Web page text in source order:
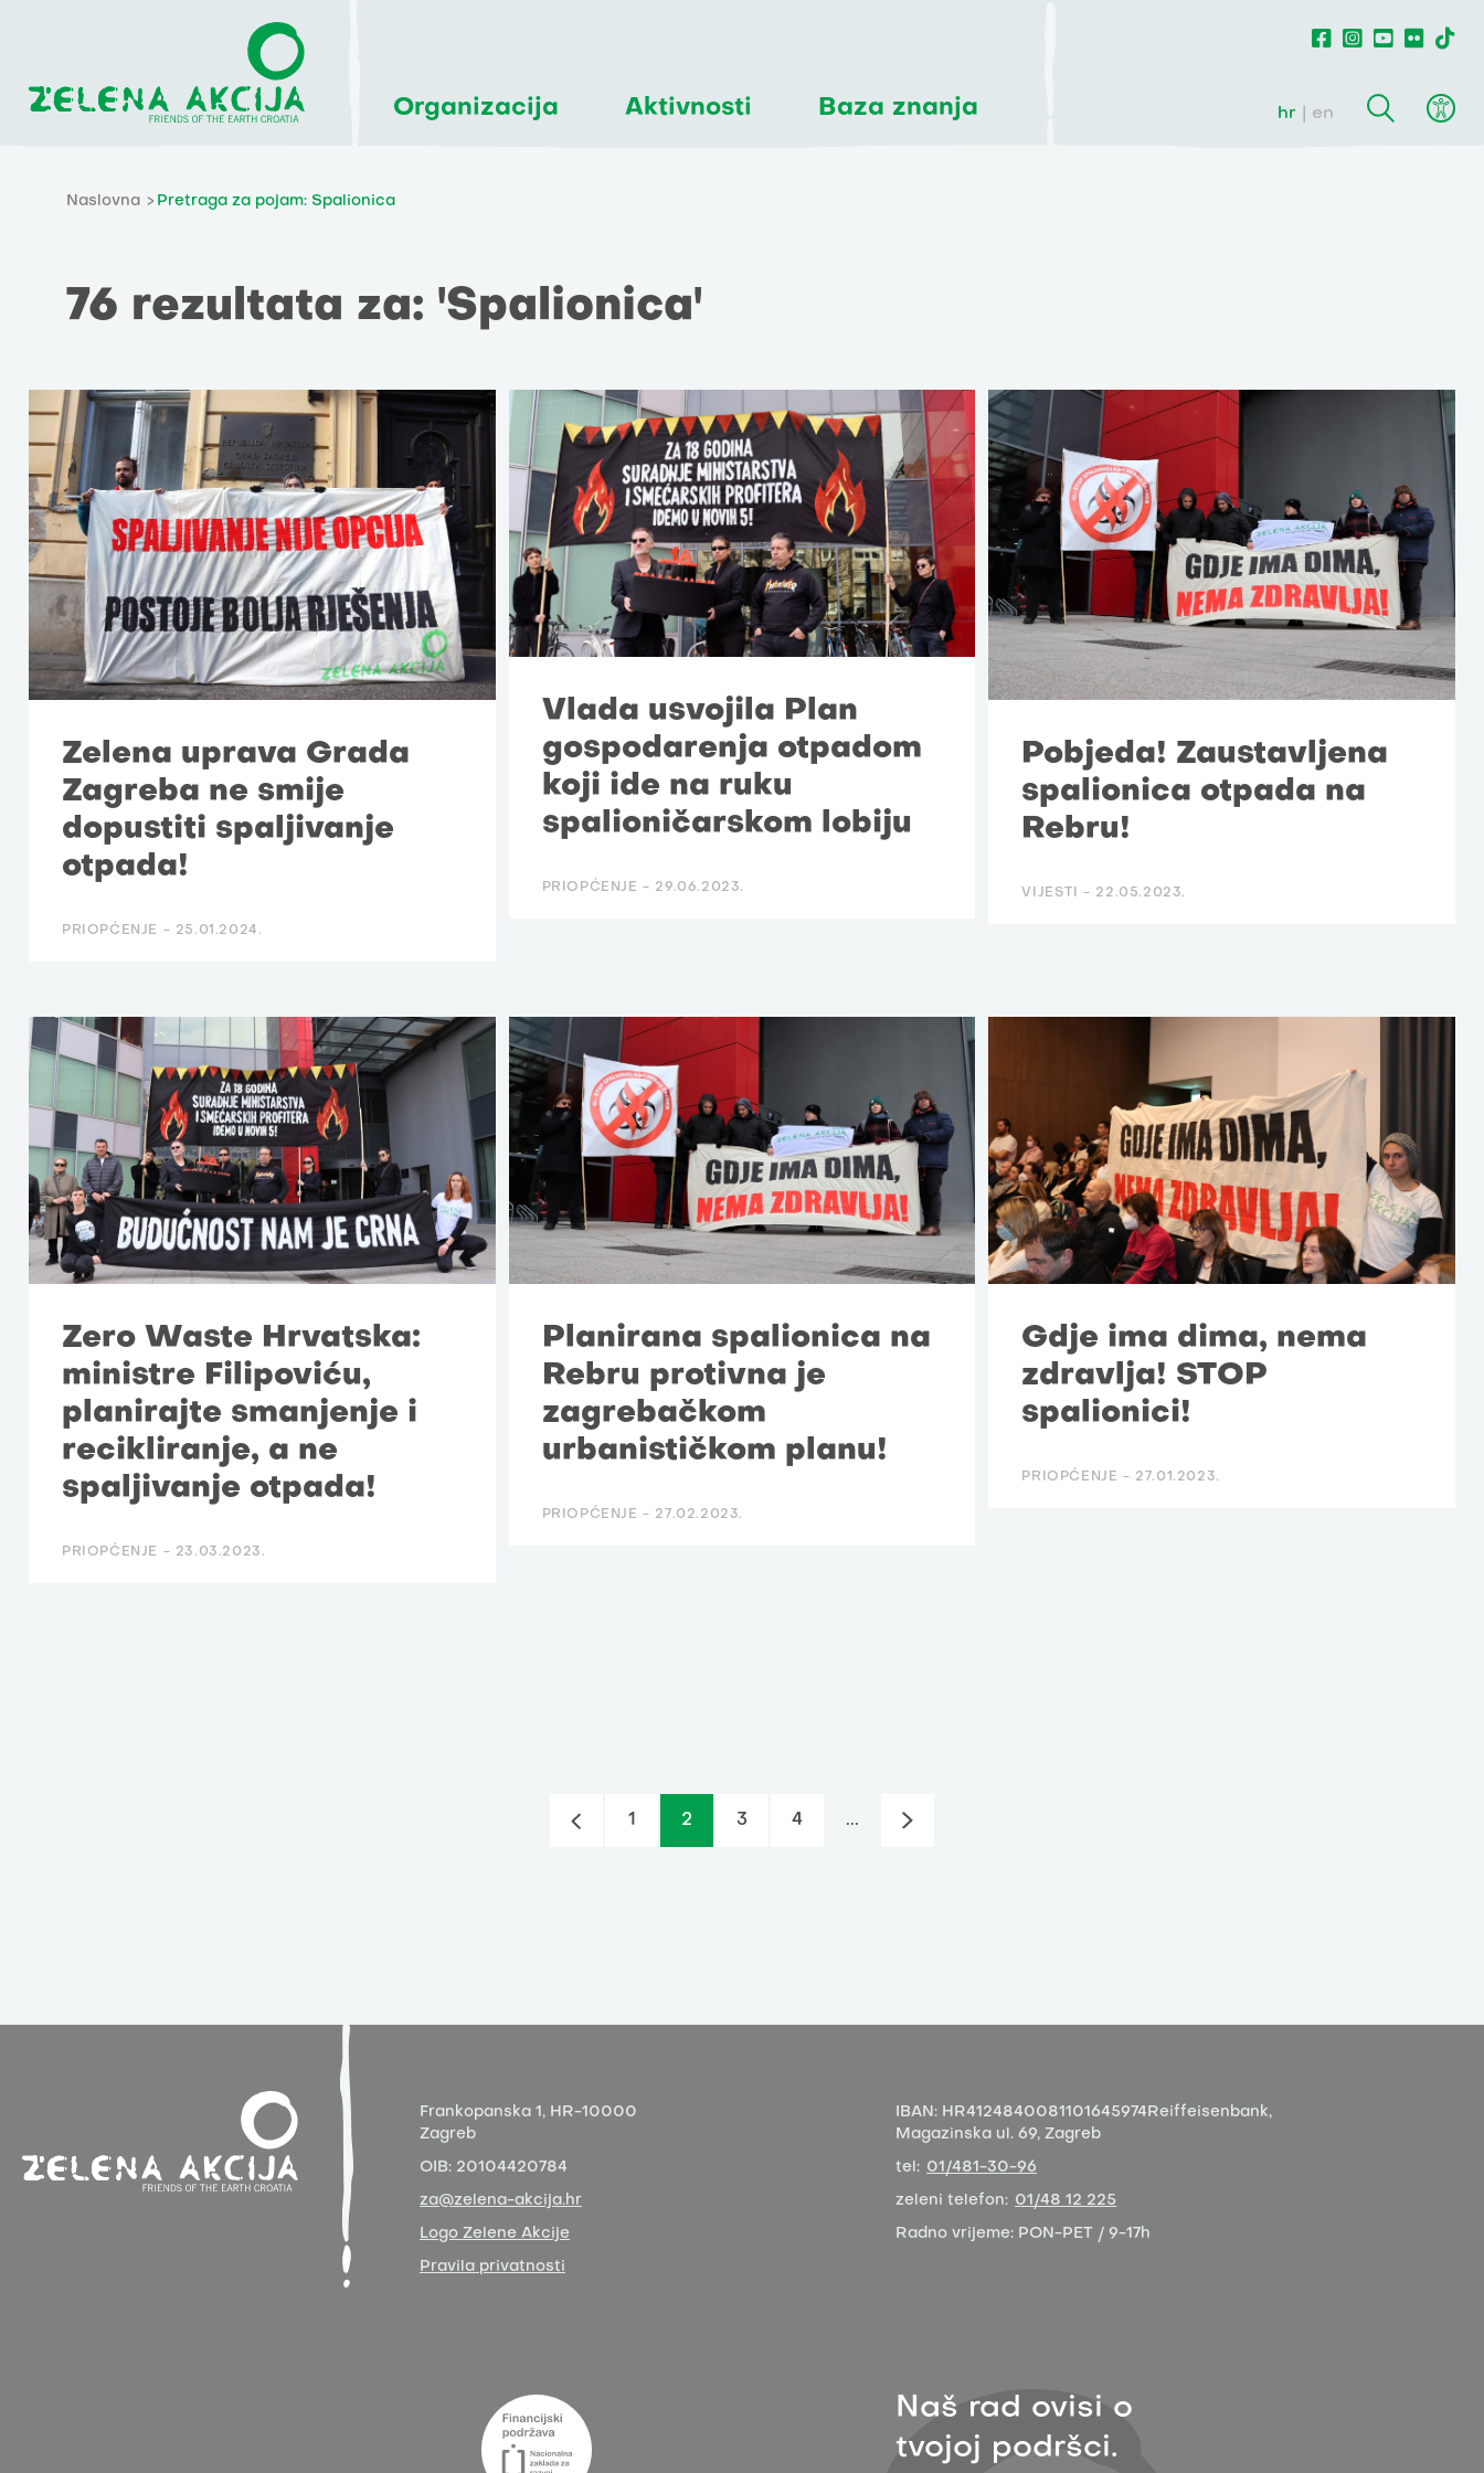
Organizacija Aktivnosti Baza znanja hr en
Naslovna Pretraga za pojam: Spalionica
76 rezultata za: 'Spalionica'
Zelena uprava Grada
Zagreba ne smije
dopustiti spaljivanje
otpada!
PRIOPĆENJE - 25.01.2024.
Vlada usvojila Plan
gospodarenja otpadom
koji ide na ruku
spalioničarskom lobiju
PRIOPĆENJE - 29.06.2023.
Pobjeda! Zaustavljena
spalionica otpada na
Rebru!
VIJESTI - 22.05.2023.
Zero Waste Hrvatska:
ministre Filipoviću,
planirajte smanjenje i
recikliranje, a ne
spaljivanje otpada!
PRIOPĆENJE - 23.03.2023.
Planirana spalionica na
Rebru protivna je
zagrebačkom
urbanističkom planu!
PRIOPĆENJE - 27.02.2023.
Gdje ima dima, nema
zdravlja! STOP
spalionici!
PRIOPĆENJE - 27.01.2023.
1 2 3 4 ...
Frankopanska 1, HR-10000
Zagreb
OIB: 20104420784
za@zelena-akcija.hr
Logo Zelene Akcije
Pravila privatnosti
IBAN: HR4124840081101645974 Reiffeisenbank,
Magazinska ul. 69, Zagreb
tel: 01/481-30-96
zeleni telefon: 01/48 12 225
Radno vrijeme: PON-PET / 9-17h
Naš rad ovisi o
tvojoj podršci.